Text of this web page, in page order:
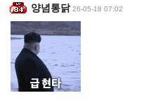
양념통닭 26-05-18 07:02